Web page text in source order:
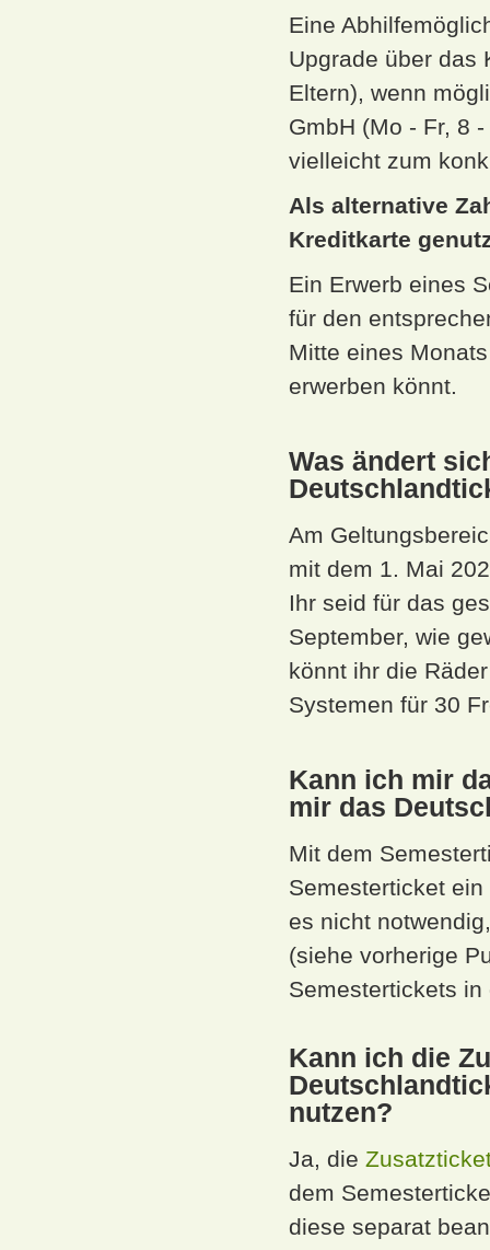
Eine
Upgrade über das
Eltern), wenn
GmbH (Mo - Fr, 8
vielleicht zum
Als alternative
Kreditkarte
Ein Erwerb eines
für den
Mitte eines
erwerben könnt.
Was ändert
Am
mit dem 1. Mai
Ihr seid für das
September, wie
könnt ihr die
Systemen für 30
Kann ich mir
mir das
Mit dem
Semesterticket
es nicht
(siehe vorherige
Semestertickets
Kann ich die
nutzen?
Ja, die
dem
diese separat